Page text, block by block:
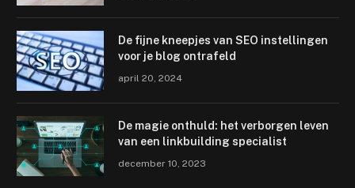
De fijne kneepjes van SEO instellingen
voor je blog ontrafeld
april 20, 2024
De magie onthuld: het verborgen leven
van een linkbuilding specialist
december 10, 2023